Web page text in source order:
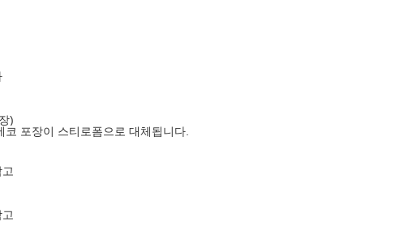
)
코 포장이 스티로폼으로 대체됩니다.